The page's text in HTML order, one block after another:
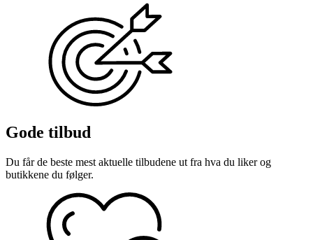
Butikker
Gavekort
Best på service
Gode tilbud
Du får de beste mest aktuelle tilbudene ut fra hva du liker og
butikkene du følger.